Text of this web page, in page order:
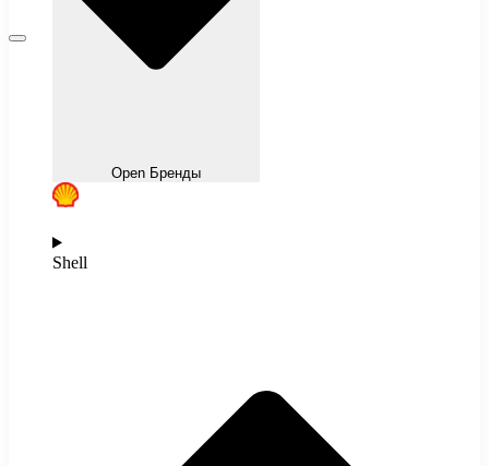
Open Бренды
Shell